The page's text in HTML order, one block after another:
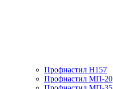
Профнастил H157
Профнастил МП-20